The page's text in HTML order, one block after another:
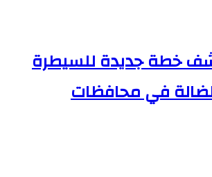
خطة جديدة للسيطرة
في محافظات